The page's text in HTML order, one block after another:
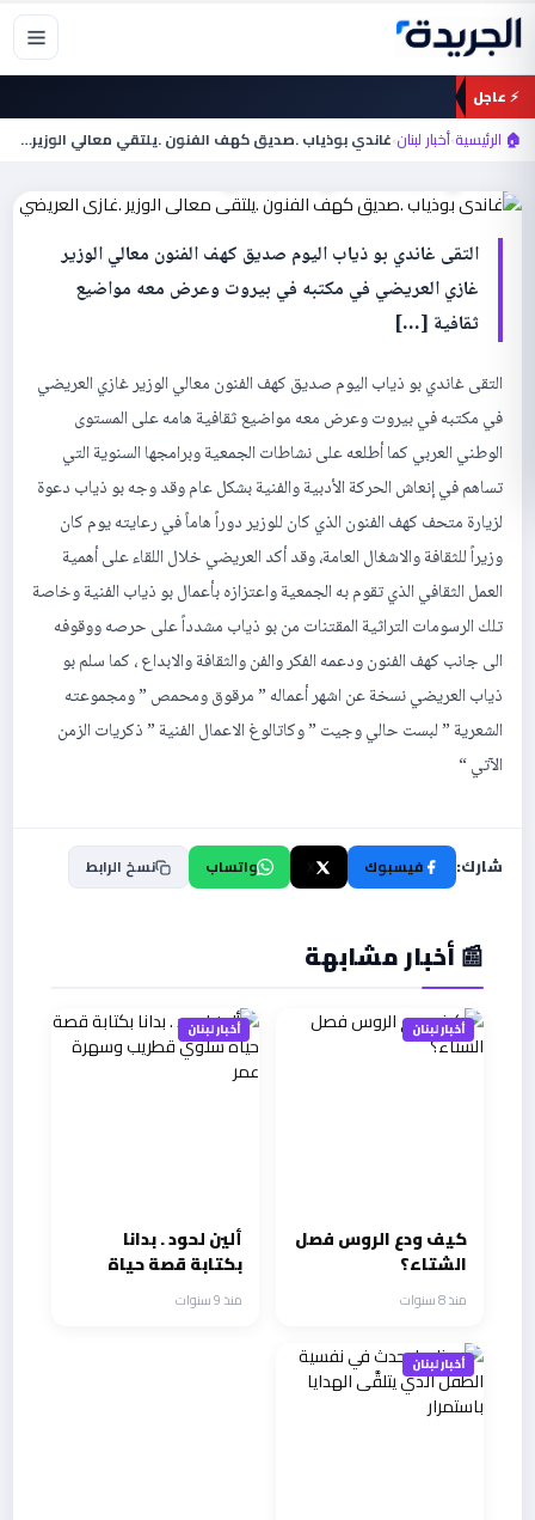
تخطي
المحتوى
⚡ عاجل
🏠 الرئيسية›أخبار لبنان›غاندي بوذياب .صديق كهف الفنون .يلتقي معالي الوزير…
أخبار لبنان
غاندي بوذياب .صديق كهف الفنون .يلتقي
التقى غاندي بو ذياب اليوم صديق كهف الفنون معالي الوزير
غازي العريضي في مكتبه في بيروت وعرض معه مواضيع
ثقافية […]
التقى غاندي بو ذياب اليوم صديق كهف الفنون معالي الوزير غازي العريضي
في مكتبه في بيروت وعرض معه مواضيع ثقافية هامه على المستوى
الوطني العربي كما أطلعه على نشاطات الجمعية وبرامجها السنوية التي
تساهم في إنعاش الحركة الأدبية والفنية بشكل عام وقد وجه بو ذياب دعوة
لزيارة متحف كهف الفنون الذي كان للوزير دوراً هاماً في رعايته يوم كان
وزيراً للثقافة والاشغال العامة، وقد أكد العريضي خلال اللقاء على أهمية
العمل الثقافي الذي تقوم به الجمعية واعتزازه بأعمال بو ذياب الفنية وخاصة
تلك الرسومات التراثية المقتنات من بو ذياب مشدداً على حرصه ووقوفه
الى جانب كهف الفنون ودعمه الفكر والفن والثقافة والابداع ، كما سلم بو
ذياب العريضي نسخة عن اشهر أعماله ” مرقوق ومحمص ” ومجموعته
الشعرية ” لبست حالي وجيت ” وكاتالوغ الاعمال الفنية ” ذكريات الزمن
الآتي “
شارك: فيسبوك واتساب نسخ الرابط
📰 أخبار مشابهة
أخبار لبنان
كيف ودع الروس فصل
الشتاء؟
منذ 8 سنوات
أخبار لبنان
ألين لحود . بدانا
بكتابة قصة حياة
سلوي قطريب
وسهرة عمر
منذ 9 سنوات
أخبار لبنان